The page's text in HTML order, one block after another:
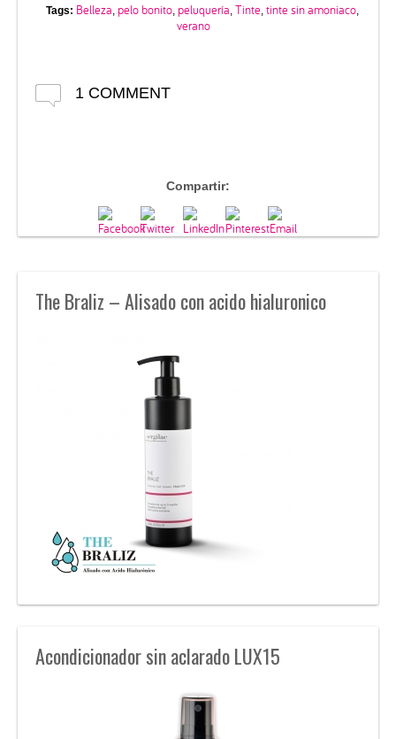
Tags: Belleza pelo bonito peluquería Tinte tinte sin amoniaco
verano
1 COMMENT
Compartir:
The Braliz – Alisado con acido hialuronico
Acondicionador sin aclarado LUX15